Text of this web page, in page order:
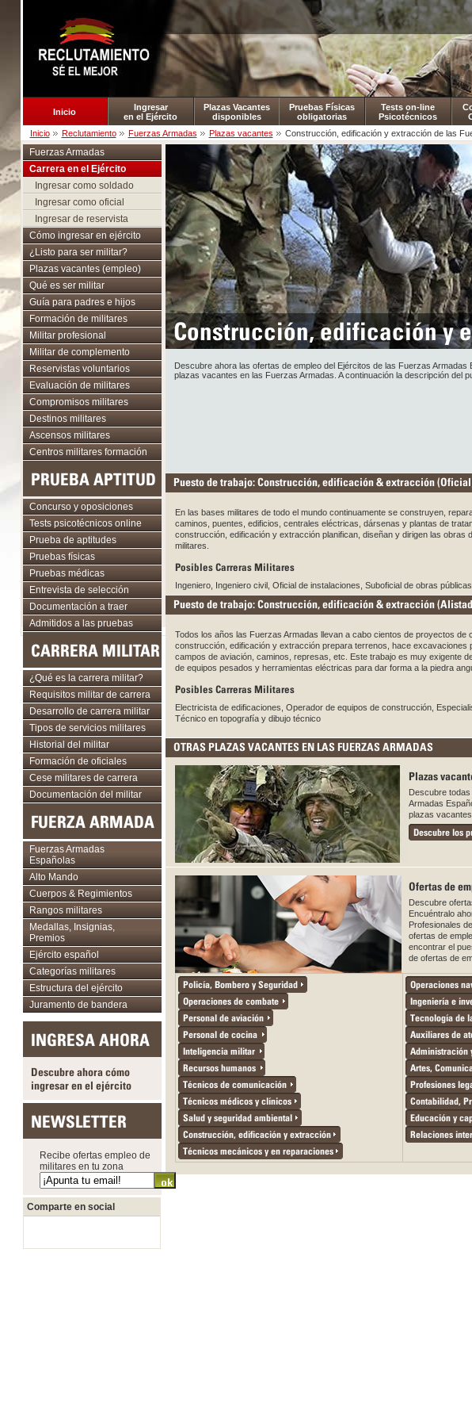
Inicio
Ingresar
en el Ejército
Plazas Vacantes
disponibles
Pruebas Físicas
obligatorias
Tests on-line
Psicotécnicos
Inicio
Reclutamiento Fuerzas Armadas Plazas vacantes Construcción, edificación y extracción de las
Construcción, edificación y
Descubre ahora las ofertas de empleo del Ejércitos de las Fuerzas
plazas vacantes en las Fuerzas Armadas. A continuación la descripción del
Puesto de trabajo: Construcción, edificación & extracción
En las bases militares de todo el mundo continuamente se construyen,
caminos, puentes, edificios, centrales eléctricas, dársenas y plantas de
construcción, edificación y extracción planifican, diseñan y dirigen las obras
militares.
Posibles Carreras Militares
Ingeniero, Ingeniero civil, Oficial de instalaciones, Suboficial de obras públicas
Puesto de trabajo: Construcción, edificación & extracción
Todos los años las Fuerzas Armadas llevan a cabo cientos de proyectos de
construcción, edificación y extracción prepara terrenos, hace excavaciones
campos de aviación, caminos, represas, etc. Este trabajo es muy exigente
de equipos pesados y herramientas eléctricas para dar forma a la piedra
Posibles Carreras Militares
Electricista de edificaciones, Operador de equipos de construcción,
Técnico en topografía y dibujo técnico
OTRAS PLAZAS VACANTES EN LAS FUERZAS ARMADAS
Plazas
Descubre
Armadas
plazas
Descubre los
Ofertas de
Descubre
Encuéntralo
Profesionales
ofertas de
encontrar el
de ofertas de
Policía, Bombero y Seguridad
Operaciones de combate
Personal de aviación
Personal de cocina
Inteligencia militar
Recursos humanos
Técnicos de comunicación
Técnicos médicos y clínicos
Salud y seguridad ambiental
Construcción, edificación y extracción
Técnicos mecánicos y en reparaciones
Operaciones
Ingeniería e
Tecnología de
Auxiliares de
Administración
Artes,
Profesiones
Contabilidad,
Educación y
Relaciones
Fuerzas Armadas
Carrera en el Ejército
Ingresar como soldado
Ingresar como oficial
Ingresar de reservista
Cómo ingresar en ejército
¿Listo para ser militar?
Plazas vacantes (empleo)
Qué es ser militar
Guía para padres e hijos
Formación de militares
Militar profesional
Militar de complemento
Reservistas voluntarios
Evaluación de militares
Compromisos militares
Destinos militares
Ascensos militares
Centros militares formación
PRUEBA APTITUD
Concurso y oposiciones
Tests psicotécnicos online
Prueba de aptitudes
Pruebas físicas
Pruebas médicas
Entrevista de selección
Documentación a traer
Admitidos a las pruebas
CARRERA MILITAR
¿Qué es la carrera militar?
Requisitos militar de carrera
Desarrollo de carrera militar
Tipos de servicios militares
Historial del militar
Formación de oficiales
Cese militares de carrera
Documentación del militar
FUERZA ARMADA
Fuerzas Armadas
Españolas
Alto Mando
Cuerpos & Regimientos
Rangos militares
Medallas, Insignias,
Premios
Ejército español
Categorías militares
Estructura del ejército
Juramento de bandera
INGRESA AHORA
Descubre ahora cómo
ingresar en el ejército
NEWSLETTER
Recibe ofertas empleo de
militares en tu zona
Comparte en social